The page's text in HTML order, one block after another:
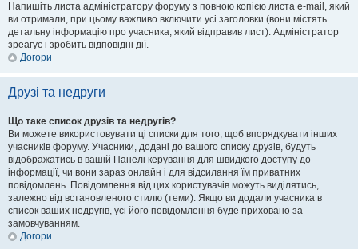
Напишіть листа адміністратору форуму з повною копією листа e-mail, який
ви отримали, при цьому важливо включити усі заголовки (вони містять
детальну інформацію про учасника, який відправив лист). Адміністратор
зреагує і зробить відповідні дії.
Догори
Друзі та недруги
Що таке список друзів та недругів?
Ви можете використовувати ці списки для того, щоб впорядкувати інших
учасників форуму. Учасники, додані до вашого списку друзів, будуть
відображатись в вашій Панелі керування для швидкого доступу до
інформації, чи вони зараз онлайн і для відсилання їм приватних
повідомлень. Повідомлення від цих користувачів можуть виділятись,
залежно від встановленого стилю (теми). Якщо ви додали учасника в
список ваших недругів, усі його повідомлення буде приховано за
замовчуванням.
Догори